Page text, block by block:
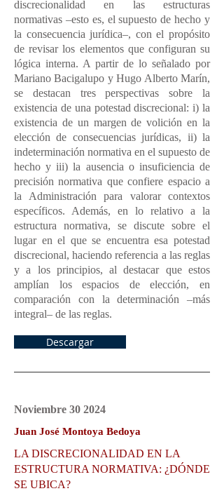
discrecionalidad en las estructuras
normativas –esto es, el supuesto de hecho y
la consecuencia jurídica–, con el propósito
de revisar los elementos que configuran su
lógica interna. A partir de lo señalado por
Mariano Bacigalupo y Hugo Alberto Marín,
se destacan tres perspectivas sobre la
existencia de una potestad discrecional: i) la
existencia de un margen de volición en la
elección de consecuencias jurídicas, ii) la
indeterminación normativa en el supuesto de
hecho y iii) la ausencia o insuficiencia de
precisión normativa que confiere espacio a
la Administración para valorar contextos
específicos. Además, en lo relativo a la
estructura normativa, se discute sobre el
lugar en el que se encuentra esa potestad
discrecional, haciendo referencia a las reglas
y a los principios, al destacar que estos
amplían los espacios de elección, en
comparación con la determinación –más
integral– de las reglas.
Descargar
Noviembre 30 2024
Juan José Montoya Bedoya
LA DISCRECIONALIDAD EN LA
ESTRUCTURA NORMATIVA: ¿DÓNDE
SE UBICA?